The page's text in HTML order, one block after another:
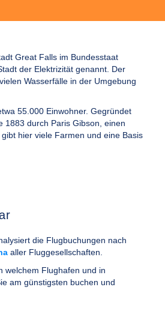
Great Falls im Bundesstaat
der Elektrizität genannt. Der
Wasserfälle in der Umgebung
55.000 Einwohner. Gegründet
1883 durch Paris Gibson, einen
hier viele Farmen und eine Basis
die Flugbuchungen nach
aller Fluggesellschaften.
welchem Flughafen und in
am günstigsten buchen und